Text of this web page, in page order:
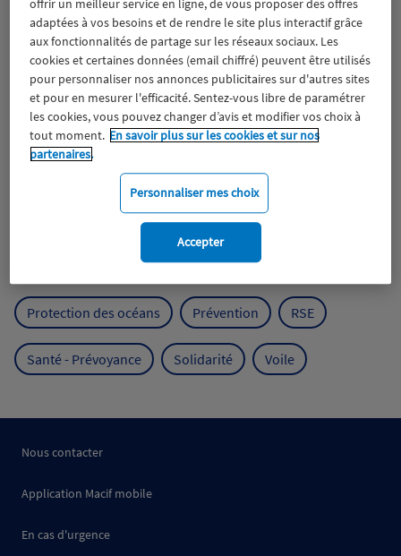
Lesthématiques
Aidants Catastrophes naturelles Climat
Engagement Epargne ESS
Expérience clients Fondation Macif
Mutualisme
Protection de l'environnement
Protection des océans Prévention RSE
Santé - Prévoyance Solidarité Voile
Nous contacter
Application Macif mobile
En cas d'urgence
offrir un meilleur service en ligne, de vous proposer des offres
adaptées à vos besoins et de rendre le site plus interactif grâce
aux fonctionnalités de partage sur les réseaux sociaux. Les
cookies et certaines données (email chiffré) peuvent être utilisés
pour personnaliser nos annonces publicitaires sur d'autres sites
et pour en mesurer l'efficacité. Sentez-vous libre de paramétrer
les cookies, vous pouvez changer d’avis et modifier vos choix à
tout moment. En savoir plus sur les cookies et sur nos
partenaires.
Personnaliser mes choix
Accepter